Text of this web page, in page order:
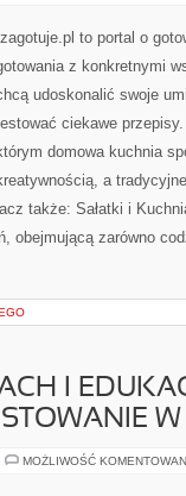
Izagotuje.pl to portal o
z konkretnymi
udoskonalić swoje
ciekawe
domowa kuchnia
a
także: Sałatki i
obejmującą zarówno
I
W
MOŻLIWOŚĆ